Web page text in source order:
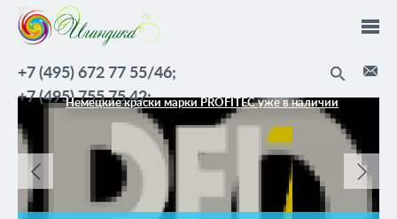
Перейти к основному содержанию
+7 (495) 672 77 55/46;
+7 (495) 755 75 42;
Немецкие краски марки PROFITEC уже в наличии